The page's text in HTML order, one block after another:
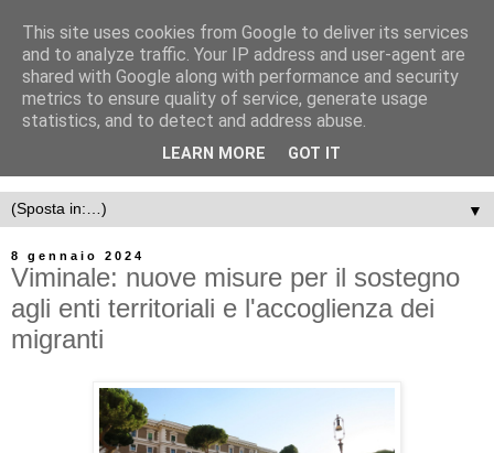
▼
8 gennaio 2024
Viminale: nuove misure per il sostegno
agli enti territoriali e l'accoglienza dei
migranti
This site uses cookies from Google to deliver its services
and to analyze traffic. Your IP address and user-agent are
shared with Google along with performance and security
metrics to ensure quality of service, generate usage
statistics, and to detect and address abuse.
LEARN MORE GOT IT